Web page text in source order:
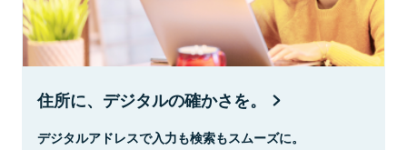
住所に、デジタルの確かさを。
デジタルアドレスで入力も検索もスムーズに。